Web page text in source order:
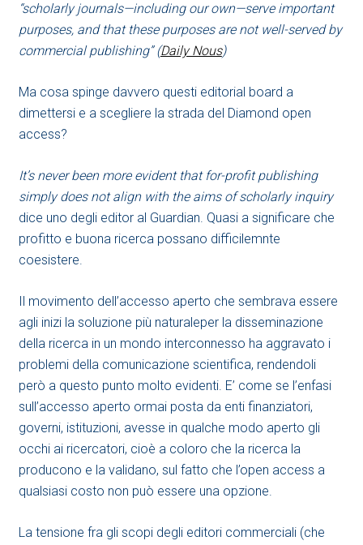
“scholarly journals—including our own—serve important
purposes, and that these purposes are not well-served by
commercial publishing” (Daily Nous)
Ma cosa spinge davvero questi editorial board a
dimettersi e a scegliere la strada del Diamond open
access?
It’s never been more evident that for-profit publishing
simply does not align with the aims of scholarly inquiry
dice uno degli editor al Guardian. Quasi a significare che
profitto e buona ricerca possano difficilemnte
coesistere.
Il movimento dell’accesso aperto che sembrava essere
agli inizi la soluzione più naturaleper la disseminazione
della ricerca in un mondo interconnesso ha aggravato i
problemi della comunicazione scientifica, rendendoli
però a questo punto molto evidenti. E’ come se l’enfasi
sull’accesso aperto ormai posta da enti finanziatori,
governi, istituzioni, avesse in qualche modo aperto gli
occhi ai ricercatori, cioè a coloro che la ricerca la
producono e la validano, sul fatto che l’open access a
qualsiasi costo non può essere una opzione.
La tensione fra gli scopi degli editori commerciali (che